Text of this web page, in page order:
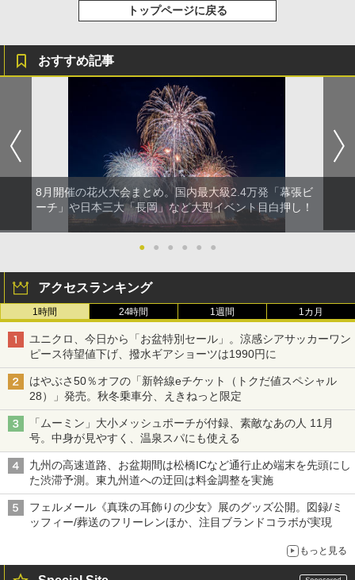
トップページに戻る
おすすめ記事
8月開催の花火大会まとめ。国内最大級2.4万発「幕張ビ
ーチ」や日本三大「長岡」など大型イベント目白押し！
● ● ● ● ● ●
アクセスランキング
1時間 24時間 1週間 1カ月
ユニクロ、今日から「お盆特別セール」。涼感シアサッカーワン
ピース待望値下げ、撥水ギアショーツは1990円に
はやぶさ50％オフの「新幹線eチケット（トクだ値スペシャル
28）」発売。秋冬乗車分、えきねっと限定
「ムーミン」大小メッシュポーチが付録、素敵なあの人 11月
号。中身が見やすく、温泉スパにも使える
九州の高速道路、お盆期間は松橋ICなど通行止め端末を先頭にし
た渋滞予測。東九州道への迂回は料金調整を実施
フェルメール《真珠の耳飾りの少女》展のグッズ公開。図録/ミ
ッフィー/葬送のフリーレンほか、注目ブランドコラボが実現
もっと見る